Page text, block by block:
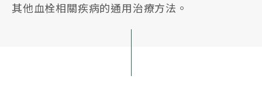
其他血栓相關疾病的通用治療方法。